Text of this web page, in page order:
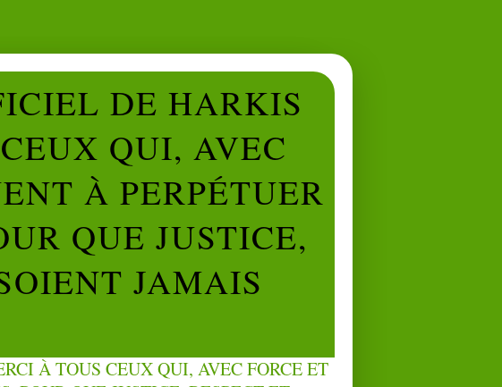
DE HARKIS
QUI, AVEC
À PERPÉTUER
QUE JUSTICE,
JAMAIS